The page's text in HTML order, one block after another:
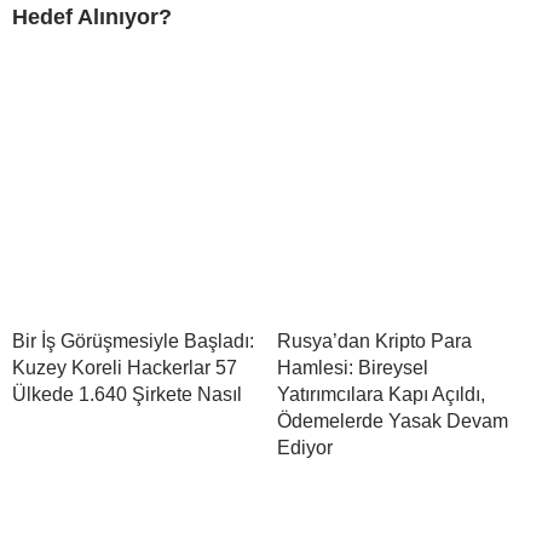
Hedef Alınıyor?
Bir İş Görüşmesiyle Başladı:
Kuzey Koreli Hackerlar 57
Ülkede 1.640 Şirkete Nasıl
Rusya’dan Kripto Para
Hamlesi: Bireysel
Yatırımcılara Kapı Açıldı,
Ödemelerde Yasak Devam
Ediyor